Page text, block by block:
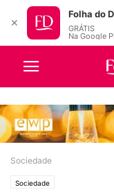
Sociedade
Sociedade
✕
Folha do
GRÁTIS
Na Google